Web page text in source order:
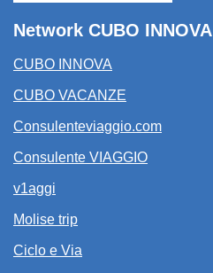
Network CUBO INNOVA
CUBO INNOVA
CUBO VACANZE
Consulenteviaggio.com
Consulente VIAGGIO
v1aggi
Molise trip
Ciclo e Via